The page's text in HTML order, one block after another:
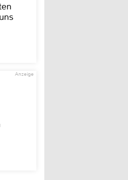
Anzeige